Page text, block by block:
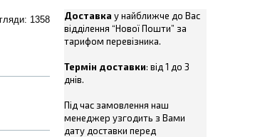
Доставка у найближче до Вас
відділення “Нової Пошти” за
тарифом перевізника.
Термін доставки: від 1 до 3
днів.
Під час замовлення наш
менеджер узгодить з Вами
дату доставки перед
1358